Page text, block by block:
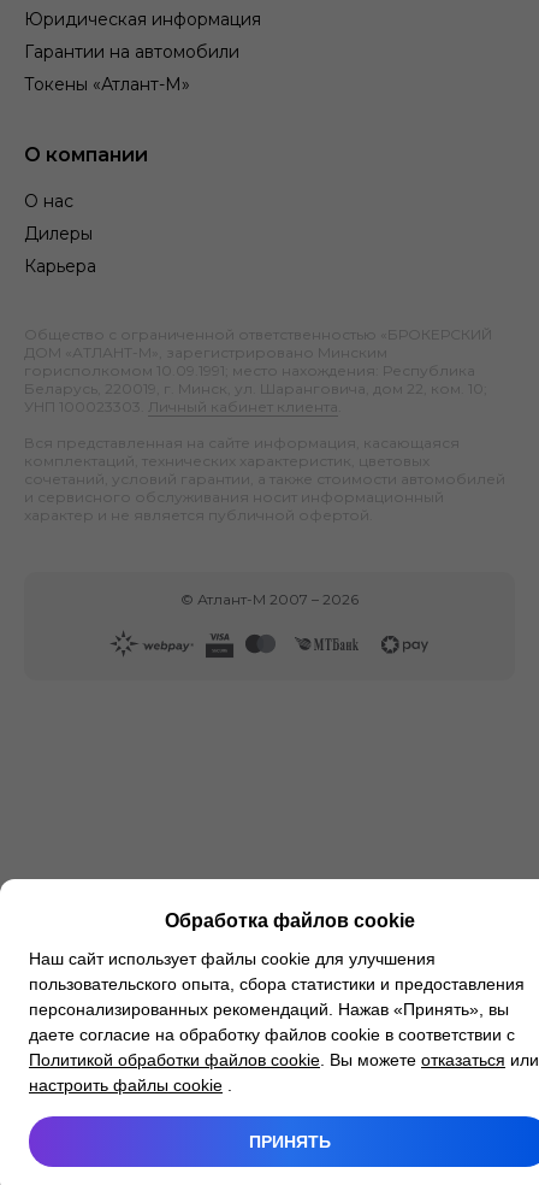
Юридическая информация
Гарантии на автомобили
Токены «Атлант-М»
О компании
О нас
Дилеры
Карьера
Общество с ограниченной ответственностью «БРОКЕРСКИЙ
ДОМ «АТЛАНТ-М», зарегистрировано Минским
горисполкомом 10.09.1991; место нахождения: Республика
Беларусь, 220019, г. Минск, ул. Шаранговича, дом 22, ком. 10;
УНП 100023303.
Личный кабинет клиента
Вся представленная на сайте информация, касающаяся
комплектаций, технических характеристик, цветовых
сочетаний, условий гарантии, а также стоимости автомобилей
и сервисного обслуживания носит информационный
характер и не является публичной офертой.
© Атлант-М 2007 – 2026
Обработка файлов cookie
Наш сайт использует файлы cookie для улучшения
пользовательского опыта, сбора статистики и предоставления
персонализированных рекомендаций. Нажав «Принять», вы
даете согласие на обработку файлов cookie в соответствии с
Политикой обработки файлов cookie . Вы можете отказаться или
настроить файлы cookie
ПРИНЯТЬ